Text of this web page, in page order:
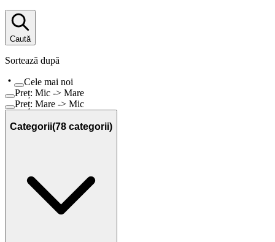
Caută
Sortează după
Cele mai noi
Preț: Mic -> Mare
Preț: Mare -> Mic
Categorii(78 categorii)